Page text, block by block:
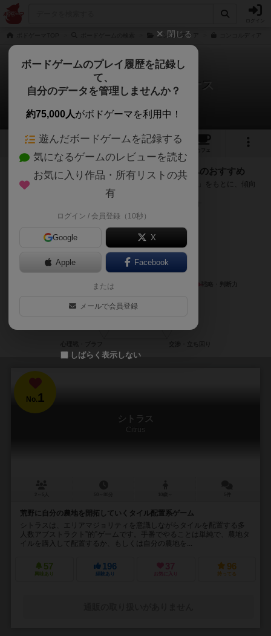
コンコルディア
コンコルディア：ヴィーナス
次のおすすめボードゲーム
6 2
カフェ
『コンコルディア：ヴィーナス』が好きな方へのおすすめ
このゲームのトップページで投票された「プレイ感の評価」をもとに、傾向
が近いボードゲームをランキング形式で紹介します。
No.1
シトラス
Citrus
荒野に自分の農地を開拓していくタイル配置系ゲーム
シトラスは、エリアマジョリティを意識しながらタイルを配置する多
人数アブストラクト”的”ゲームです。手番でやることは単純で、農地タ
イルを購入して配置するか、もしくは自分の農地を...
57
興味あり
196
経験あり
37
お気に入り
96
持ってる
閉じる
ボードゲームのプレイ履歴を記録し
て、
自分のデータを管理しませんか？
約75,000人がボドゲーマを利用中！
遊んだボードゲームを記録する
気になるゲームのレビューを読む
お気に入り作品・所有リストの共
有
ログイン / 会員登録（10秒）
Google X
Apple Facebook
または
メールで会員登録
しばらく表示しない